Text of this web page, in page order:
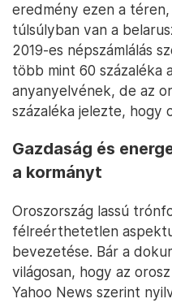
eredmény ezen a
túlsúlyban van a
2019-es népszámlálás
több mint 60 százaléka
anyanyelvének, de az
százaléka jelezte, hogy
Gazdaság és
a kormányt
Oroszország lassú
félreérthetetlen
bevezetése. Bár a
világosan, hogy az
Yahoo News szerint